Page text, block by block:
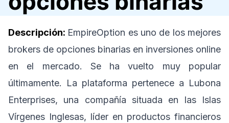
Descripción: EmpireOption es uno de los mejores
brokers de opciones binarias en inversiones online
en el mercado. Se ha vuelto muy popular
últimamente. La plataforma pertenece a Lubona
Enterprises, una compañía situada en las Islas
Vírgenes Inglesas, líder en productos financieros